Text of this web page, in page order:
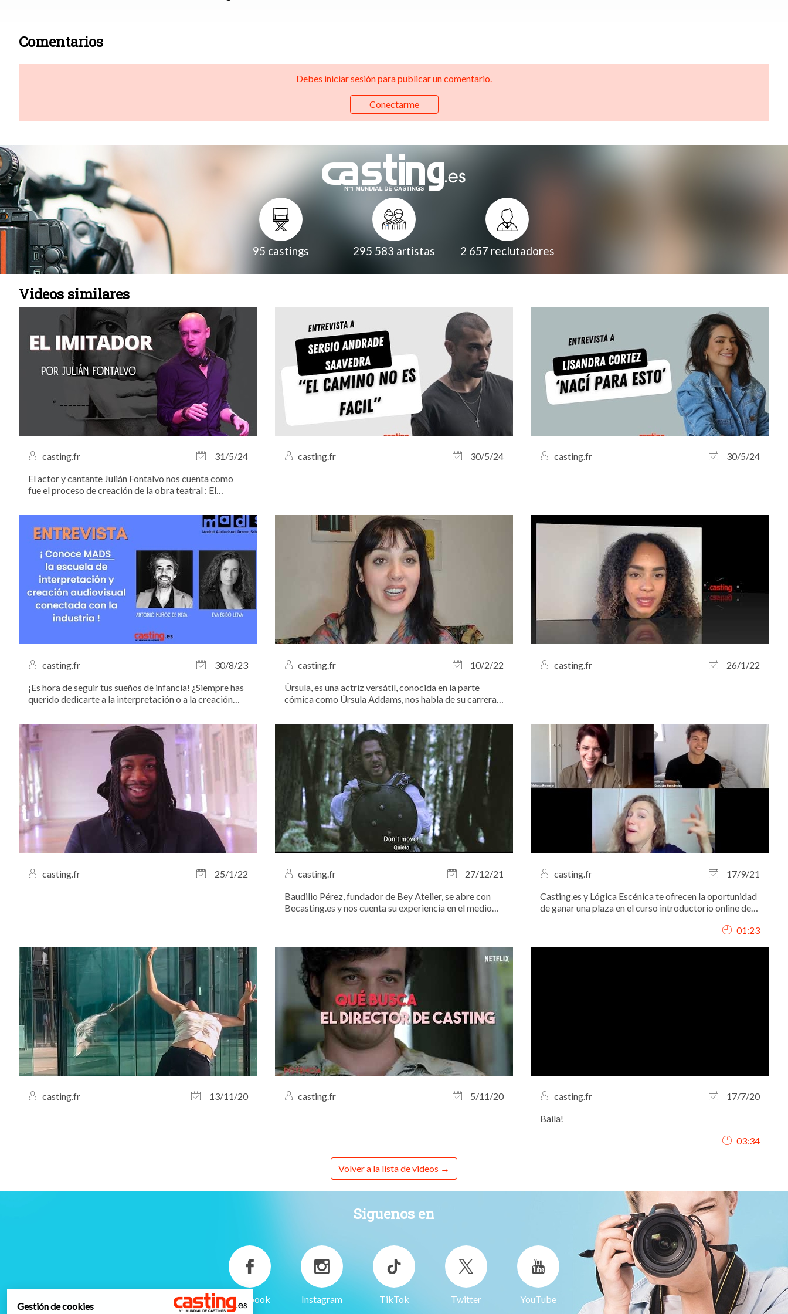
Comentarios
Debes iniciar sesión para publicar un comentario.
Conectarme
95 castings 295 583 artistas 2 657 reclutadores
Videos similares
casting.fr
31/5/24
El actor y cantante Julián Fontalvo nos cuenta como
fue el proceso de creación de la obra teatral : El
casting.fr 30/5/24 casting.fr 30/5/24
casting.fr
30/8/23
¡Es hora de seguir tus sueños de infancia! ¿Siempre has
querido dedicarte a la interpretación o a la creación
Casting.es te invitamos a descubrir y a formar parte de
la prestigiosa escuela MADS (Madrid...
casting.fr
10/2/22
Úrsula, es una actriz versátil, conocida en la parte
cómica como Úrsula Addams, nos habla de su carrera
casting.fr 26/1/22
casting.fr 25/1/22 casting.fr
27/12/21
Baudilio Pérez, fundador de Bey Atelier, se abre con
Becasting.es y nos cuenta su experiencia en el medio
casting.fr
17/9/21
Casting.es y Lógica Escénica te ofrecen la oportunidad
de ganar una plaza en el curso introductorio online de
01:23
casting.fr 13/11/20 casting.fr 5/11/20 casting.fr
17/7/20
Baila!
03:34
Volver a la lista de videos
Siguenos en
Facebook Instagram TikTok Twitter YouTube
Gestión de cookies